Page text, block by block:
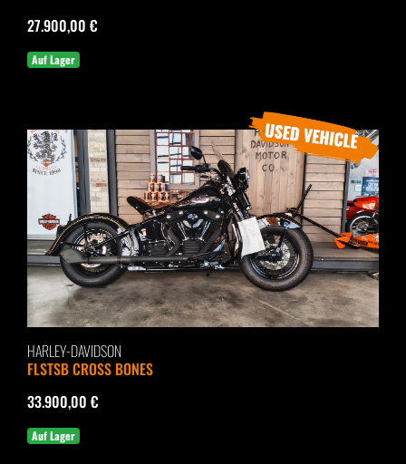
27.900,00 €
Auf Lager
HARLEY-DAVIDSON
FLSTSB CROSS BONES
33.900,00 €
Auf Lager